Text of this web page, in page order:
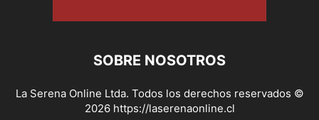
SOBRE NOSOTROS
La Serena Online Ltda. Todos los derechos reservados ©
2026 https://laserenaonline.cl